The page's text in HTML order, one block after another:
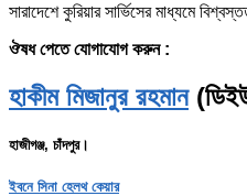
সারাদেশে কুরিয়ার সার্ভিসের মাধ্যমে
ঔষধ পেতে যোগাযোগ করুন :
হাকীম মিজানুর রহমান
হাজীগঞ্জ, চাঁদপুর।
ইবনে সিনা হেলথ কেয়ার